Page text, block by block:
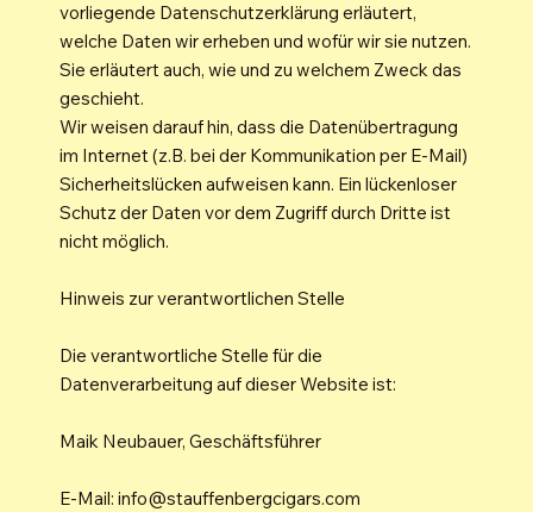
vorliegende Datenschutzerklärung erläutert,
welche Daten wir erheben und wofür wir sie nutzen.
Sie erläutert auch, wie und zu welchem Zweck das
geschieht.
Wir weisen darauf hin, dass die Datenübertragung
im Internet (z.B. bei der Kommunikation per E-Mail)
Sicherheitslücken aufweisen kann. Ein lückenloser
Schutz der Daten vor dem Zugriff durch Dritte ist
nicht möglich.
Hinweis zur verantwortlichen Stelle
Die verantwortliche Stelle für die
Datenverarbeitung auf dieser Website ist:
Maik Neubauer, Geschäftsführer
E-Mail:info@stauffenbergcigars.com